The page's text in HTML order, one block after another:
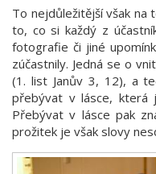
To nejdůležitější však na
to, co si každý z
fotografie či jiné
zúčastnily. Jedná se o
(1. list Janův 3, 12), a
přebývat v lásce, která
Přebývat v lásce pak
prožitek je však slovy